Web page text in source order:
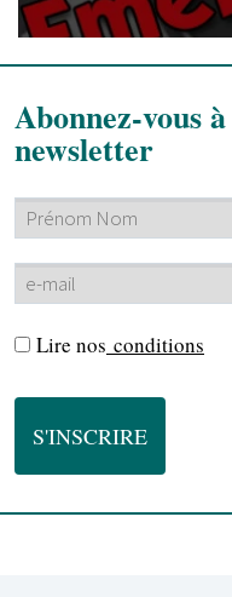
Abonnez-vous
newsletter
Lire nos conditions